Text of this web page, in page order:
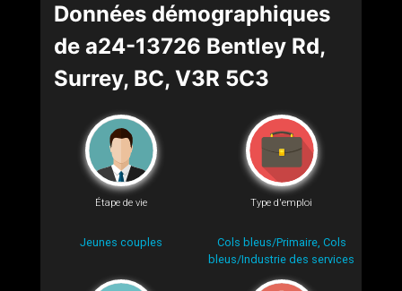
Données démographiques
de a24-13726 Bentley Rd,
Surrey, BC, V3R 5C3
Étape de vie
Jeunes couples
Type d'emploi
Cols bleus/Primaire, Cols
bleus/Industrie des services